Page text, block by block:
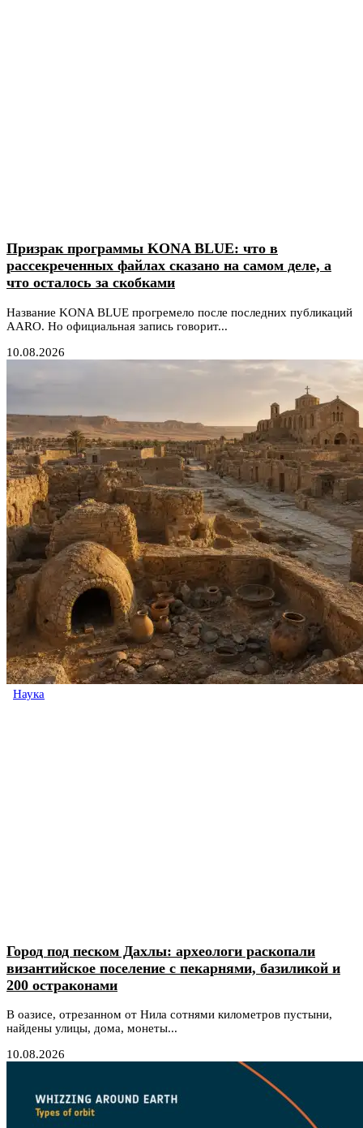
Призрак программы KONA BLUE: что в
рассекреченных файлах сказано на самом деле, а
что осталось за скобками
Название KONA BLUE прогремело после последних публикаций
AARO. Но официальная запись говорит...
10.08.2026
Наука
Город под песком Дахлы: археологи раскопали
византийское поселение с пекарнями, базиликой и
200 остраконами
В оазисе, отрезанном от Нила сотнями километров пустыни,
найдены улицы, дома, монеты...
10.08.2026